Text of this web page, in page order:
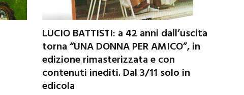
LUCIO BATTISTI: a 42 anni dall’uscita
torna “UNA DONNA PER AMICO”, in
edizione rimasterizzata e con
contenuti inediti. Dal 3/11 solo in
edicola